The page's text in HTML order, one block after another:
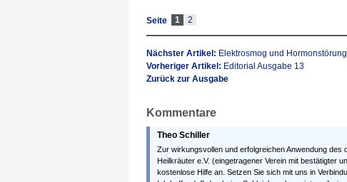
Seite 1 2
Nächster Artikel: Elektrosmog und
Vorheriger Artikel: Editorial Ausgabe 13
Zurück zur Ausgabe
Kommentare
Theo Schiller
Zur wirkungsvollen und erfolgreichen Anwendung des
Heilkräuter e.V. (eingetragener Verein mit bestätigter
kostenlose Hilfe an. Setzen Sie sich mit uns in